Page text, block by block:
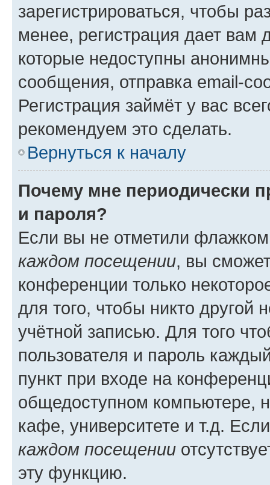
зарегистрироваться, чтобы
менее, регистрация дает вам
которые недоступны
сообщения, отправка email-
Регистрация займёт у вас
рекомендуем это сделать.
Вернуться к началу
Почему мне периодически
и пароля?
Если вы не отметили
каждом посещении, вы
конференции только
для того, чтобы никто другой
учётной записью. Для того
пользователя и пароль
пункт при входе на
общедоступном компьютере,
кафе, университете и т.д.
каждом посещении
эту функцию.